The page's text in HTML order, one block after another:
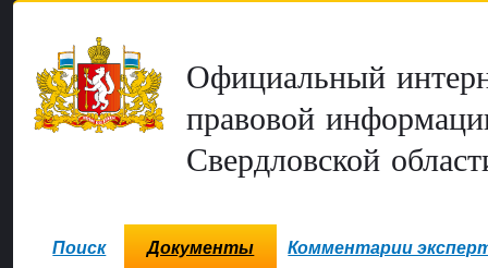
Официальный
правовой
Свердловской
Поиск Документы Комментарии